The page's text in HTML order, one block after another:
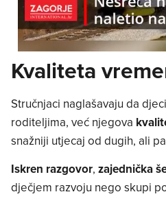
Kvaliteta
Stručnjaci naglašavaju da
roditeljima, već njegova
snažniji utjecaj od dugih, ali
Iskren razgovor, zajednička
dječjem razvoju nego skupi